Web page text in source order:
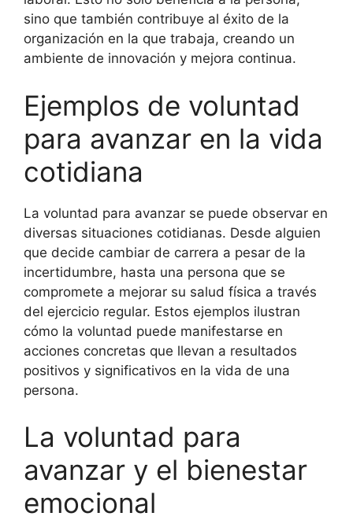
sino que también contribuye al éxito de la
organización en la que trabaja, creando un
ambiente de innovación y mejora continua.
Ejemplos de voluntad
para avanzar en la vida
cotidiana
La voluntad para avanzar se puede observar en
diversas situaciones cotidianas. Desde alguien
que decide cambiar de carrera a pesar de la
incertidumbre, hasta una persona que se
compromete a mejorar su salud física a través
del ejercicio regular. Estos ejemplos ilustran
cómo la voluntad puede manifestarse en
acciones concretas que llevan a resultados
positivos y significativos en la vida de una
persona.
La voluntad para
avanzar y el bienestar
emocional